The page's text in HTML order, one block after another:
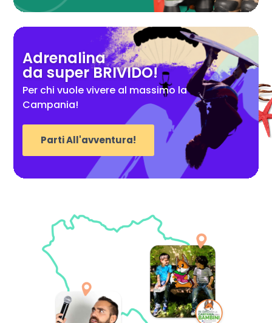
Adrenalina
da super BRIVIDO!
Per chi vuole vivere al massimo la
Campania!
Parti All'avventura!